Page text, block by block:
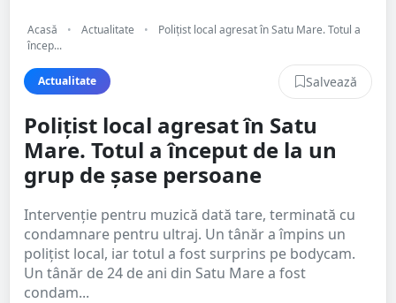
Acasă • Actualitate •
Polițist local agresat în Satu Mare. Totul a
încep...
Actualitate Salvează
Polițist local agresat în Satu
Mare. Totul a început de la un
grup de șase persoane
Intervenție pentru muzică dată tare, terminată cu
condamnare pentru ultraj. Un tânăr a împins un
polițist local, iar totul a fost surprins pe bodycam.
Un tânăr de 24 de ani din Satu Mare a fost
condam...